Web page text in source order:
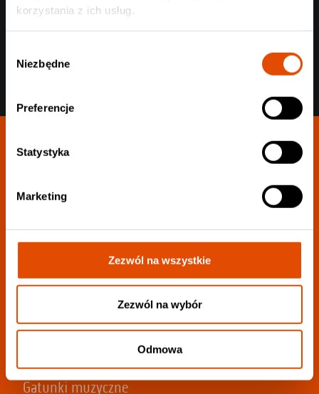
korzystania z ich usług.
zgody
Niezbędne
Preferencje
Statystyka
Marketing
Zezwól na wszystkie
Zezwól na wybór
Odmowa
Dołącz do
newslettera:
Wybierz swoje ulubione gatunki w celu jak
najlepszej personalizacji newslettera: